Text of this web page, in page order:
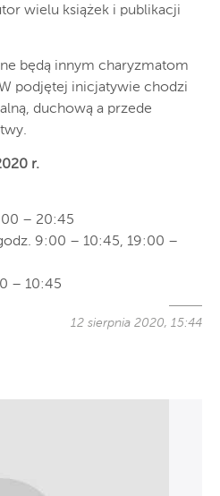
wielu książek i publikacji
będą innym charyzmatom
podjętej inicjatywie chodzi
duchową a przede
r.
– 20:45
9:00 – 10:45, 19:00 –
– 10:45
12 sierpnia 2020, 15:44